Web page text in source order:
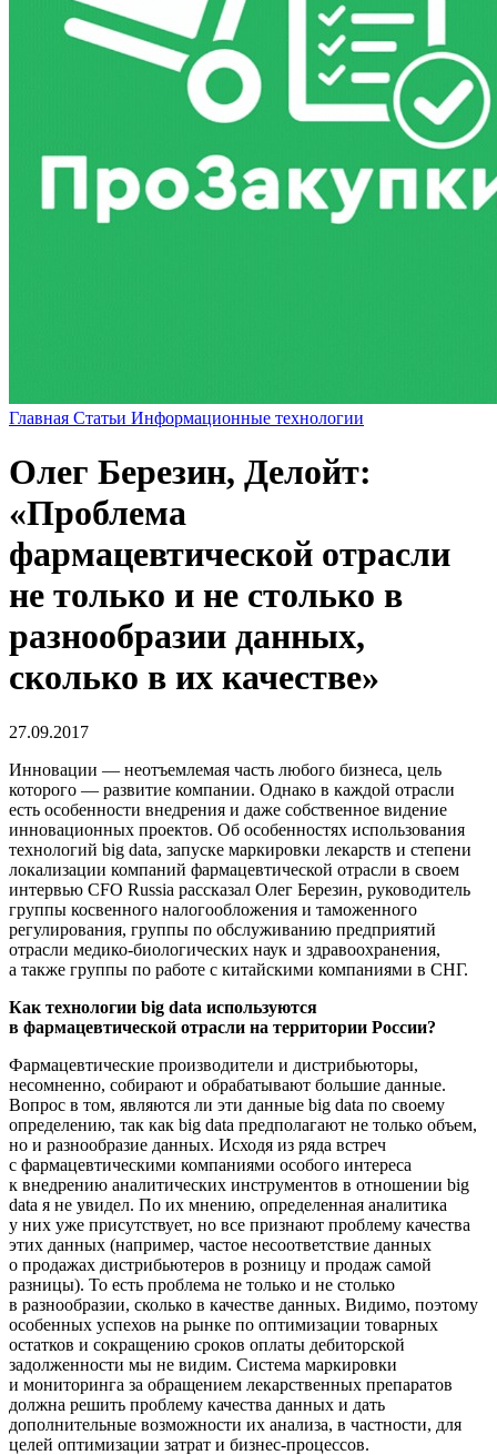
Главная Статьи Информационные технологии
Олег Березин, Делойт:
«Проблема
фармацевтической отрасли
не только и не столько в
разнообразии данных,
сколько в их качестве»
27.09.2017
Инновации — неотъемлемая часть любого бизнеса, цель
которого — развитие компании. Однако в каждой отрасли
есть особенности внедрения и даже собственное видение
инновационных проектов. Об особенностях использования
технологий big data, запуске маркировки лекарств и степени
локализации компаний фармацевтической отрасли в своем
интервью CFO Russia рассказал Олег Березин, руководитель
группы косвенного налогообложения и таможенного
регулирования, группы по обслуживанию предприятий
отрасли медико-биологических наук и здравоохранения,
а также группы по работе с китайскими компаниями в СНГ.
Как технологии big data используются
в фармацевтической отрасли на территории России?
Фармацевтические производители и дистрибьюторы,
несомненно, собирают и обрабатывают большие данные.
Вопрос в том, являются ли эти данные big data по своему
определению, так как big data предполагают не только объем,
но и разнообразие данных. Исходя из ряда встреч
с фармацевтическими компаниями особого интереса
к внедрению аналитических инструментов в отношении big
data я не увидел. По их мнению, определенная аналитика
у них уже присутствует, но все признают проблему качества
этих данных (например, частое несоответствие данных
о продажах дистрибьютеров в розницу и продаж самой
разницы). То есть проблема не только и не столько
в разнообразии, сколько в качестве данных. Видимо, поэтому
особенных успехов на рынке по оптимизации товарных
остатков и сокращению сроков оплаты дебиторской
задолженности мы не видим. Система маркировки
и мониторинга за обращением лекарственных препаратов
должна решить проблему качества данных и дать
дополнительные возможности их анализа, в частности, для
целей оптимизации затрат и бизнес-процессов.